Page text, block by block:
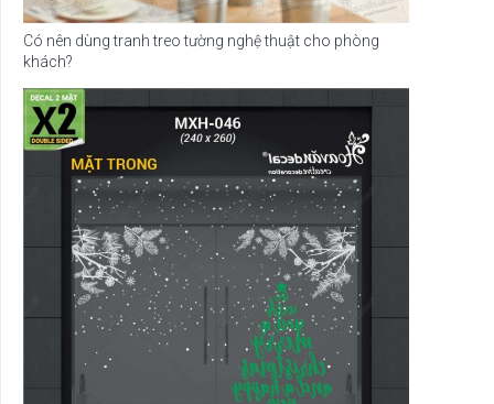
Có nên dùng tranh treo tường nghệ thuật cho phòng
khách?